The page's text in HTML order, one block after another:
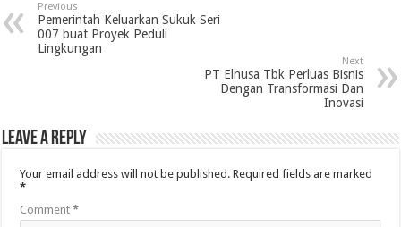
Previous
Pemerintah Keluarkan Sukuk Seri
007 buat Proyek Peduli
Lingkungan
Next
PT Elnusa Tbk Perluas Bisnis
Dengan Transformasi Dan
Inovasi
Leave a Reply
Your email address will not be published. Required fields are marked
*
Comment*